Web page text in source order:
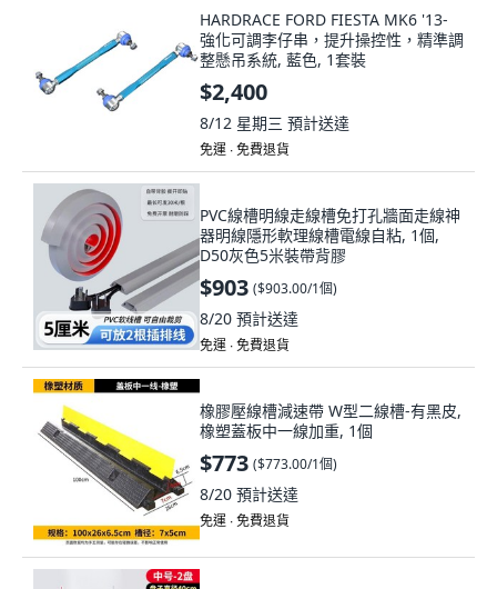
HARDRACE FORD FIESTA MK6 '13-
強化可調李仔串，提升操控性，精準調
整懸吊系統, 藍色, 1套裝
$2,400
8/12 星期三 預計送達
免運 ∙ 免費退貨
PVC線槽明線走線槽免打孔牆面走線神
器明線隱形軟理線槽電線自粘, 1個,
D50灰色5米裝帶背膠
$903 ($903.00/1個)
8/20 預計送達
免運 ∙ 免費退貨
橡膠壓線槽減速帶 W型二線槽-有黑皮,
橡塑蓋板中一線加重, 1個
$773 ($773.00/1個)
8/20 預計送達
免運 ∙ 免費退貨